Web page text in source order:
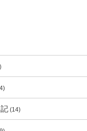
(14)